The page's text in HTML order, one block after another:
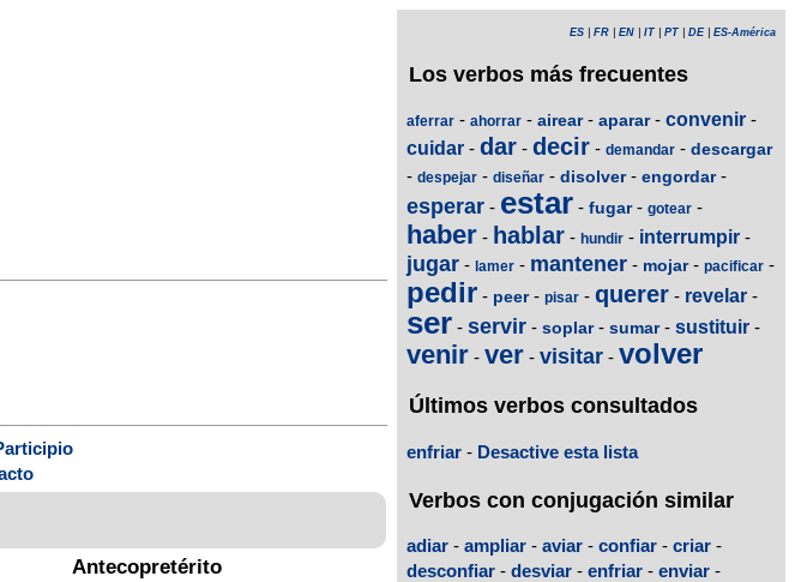
Antecopretérito
ES FR EN IT PT DE| ES-América
Los verbos más frecuentes
aferrar - ahorrar - airear- aparar- convenir -
cuidar - dar - decir - demandar - descargar
- despejar - diseñar - disolver- engordar-
esperar - estar - fugar- gotear -
haber - hablar - hundir - interrumpir -
jugar - lamer - mantener - mojar- pacificar -
pedir - peer- pisar - querer - revelar -
ser - servir - soplar- sumar- sustituir -
venir - ver - visitar - volver
Últimos verbos consultados
enfriar - Desactive esta lista
Verbos con conjugación similar
adiar - ampliar - aviar - confiar - criar -
desconfiar - desviar - enfriar - enviar -